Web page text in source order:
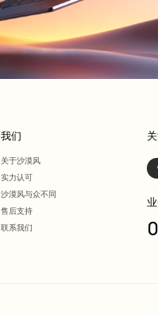
我们
关于沙漠风
实力认可
沙漠风与众不同
售后支持
联系我们